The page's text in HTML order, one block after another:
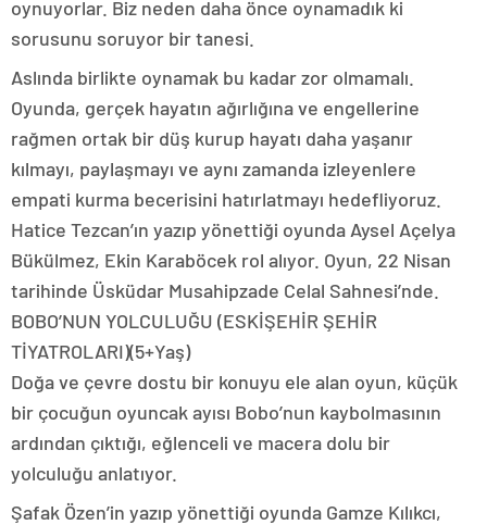
oynuyorlar. Biz neden daha önce oynamadık ki
sorusunu soruyor bir tanesi.
Aslında birlikte oynamak bu kadar zor olmamalı.
Oyunda, gerçek hayatın ağırlığına ve engellerine
rağmen ortak bir düş kurup hayatı daha yaşanır
kılmayı, paylaşmayı ve aynı zamanda izleyenlere
empati kurma becerisini hatırlatmayı hedefliyoruz.
Hatice Tezcan’ın yazıp yönettiği oyunda Aysel Açelya
Bükülmez, Ekin Karaböcek rol alıyor. Oyun, 22 Nisan
tarihinde Üsküdar Musahipzade Celal Sahnesi’nde.
BOBO’NUN YOLCULUĞU (ESKİŞEHİR ŞEHİR
TİYATROLARI)(5+Yaş)
Doğa ve çevre dostu bir konuyu ele alan oyun, küçük
bir çocuğun oyuncak ayısı Bobo’nun kaybolmasının
ardından çıktığı, eğlenceli ve macera dolu bir
yolculuğu anlatıyor.
Şafak Özen’in yazıp yönettiği oyunda Gamze Kılıkcı,